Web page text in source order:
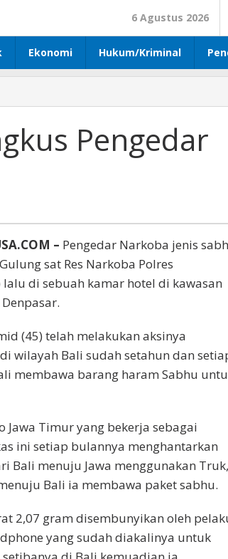
6 Agustus 2026
Ekonomi Hukum/Kriminal
Pengedar
– Pengedar Narkoba jenis
sat Res Narkoba Polres
lalu di sebuah kamar hotel di kawasan
(45) telah melakukan aksinya
wilayah Bali sudah setahun dan
membawa barang haram Sabhu
Jawa Timur yang bekerja sebagai
ini setiap bulannya menghantarkan
Bali menuju Jawa menggunakan Truk,
Bali ia membawa paket sabhu.
2,07 gram disembunyikan oleh
yang sudah diakalinya untuk